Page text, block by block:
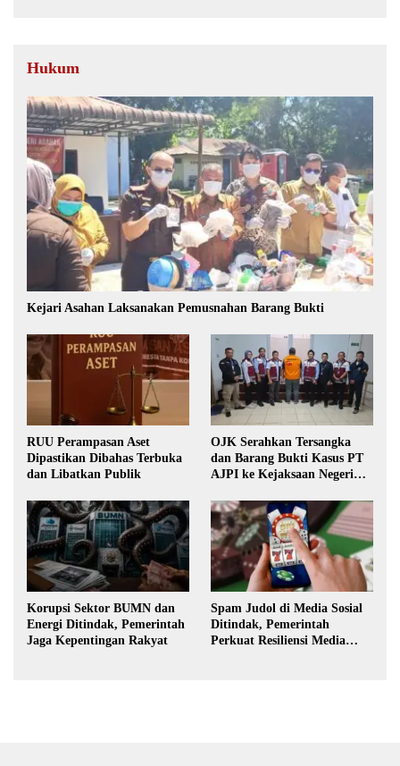
Hukum
Kejari Asahan Laksanakan Pemusnahan Barang Bukti
RUU Perampasan Aset
Dipastikan Dibahas Terbuka
dan Libatkan Publik
OJK Serahkan Tersangka
dan Barang Bukti Kasus PT
AJPI ke Kejaksaan Negeri
Korupsi Sektor BUMN dan
Energi Ditindak, Pemerintah
Jaga Kepentingan Rakyat
Spam Judol di Media Sosial
Ditindak, Pemerintah
Perkuat Resiliensi Media